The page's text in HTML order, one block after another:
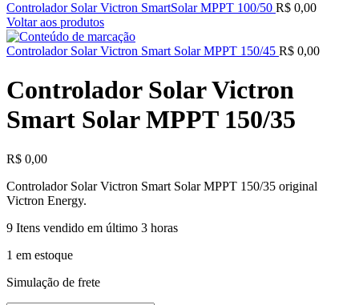
Controlador Solar Victron SmartSolar MPPT 100/50 R$ 0,00
Voltar aos produtos
Controlador Solar Victron Smart Solar MPPT 150/45 R$ 0,00
Controlador Solar Victron
Smart Solar MPPT 150/35
R$ 0,00
Controlador Solar Victron Smart Solar MPPT 150/35 original
Victron Energy.
9 Itens vendido em último 3 horas
1 em estoque
Simulação de frete